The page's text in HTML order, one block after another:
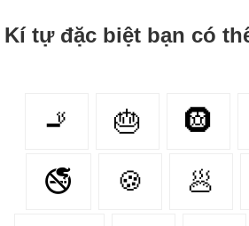
Kí tự đặc biệt bạn có
🚬 🎂 🛞
🚭 🍪 🥟